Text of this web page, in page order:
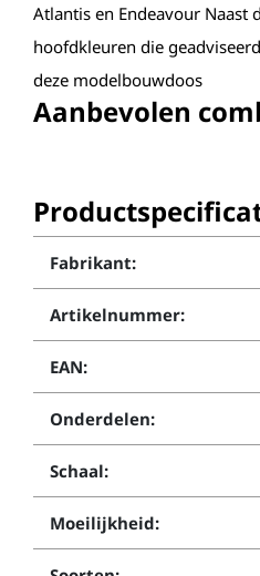
Atlantis en Endeavour Naast
hoofdkleuren die
deze modelbouwdoos
Aanbevolen
Fabrikant:
Artikelnummer:
EAN:
Onderdelen:
Schaal:
Moeilijkheid: